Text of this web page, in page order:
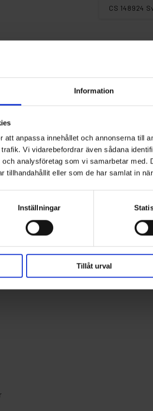
Information
att anpassa innehållet och annonserna till
Vi vidarebefordrar även sådana
analysföretag som vi samarbetar med.
tillhandahållit eller som de har samlat in
Inställningar
Tillåt urval
fogar, sömmar och skarvar.